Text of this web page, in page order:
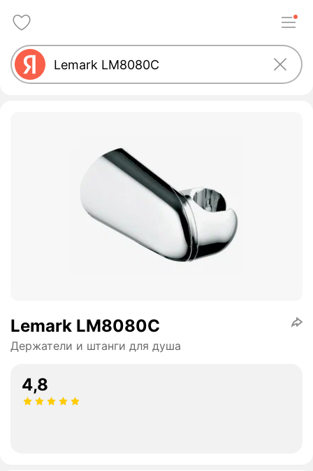
Lemark LM8080C
Держатели и штанги для душа
4,8